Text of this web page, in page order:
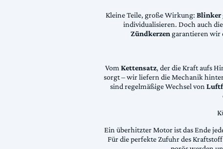
Kleine Teile, große Wirkung: Blinker
individualisieren. Doch auch
Zündkerzen garantieren wir
VomKettensatz, der die Kraft aufs
sorgt – wir liefern die Mechanik
sind regelmäßige Wechsel von
Ein überhitzter Motor ist das Ende
Für die perfekte Zufuhr des